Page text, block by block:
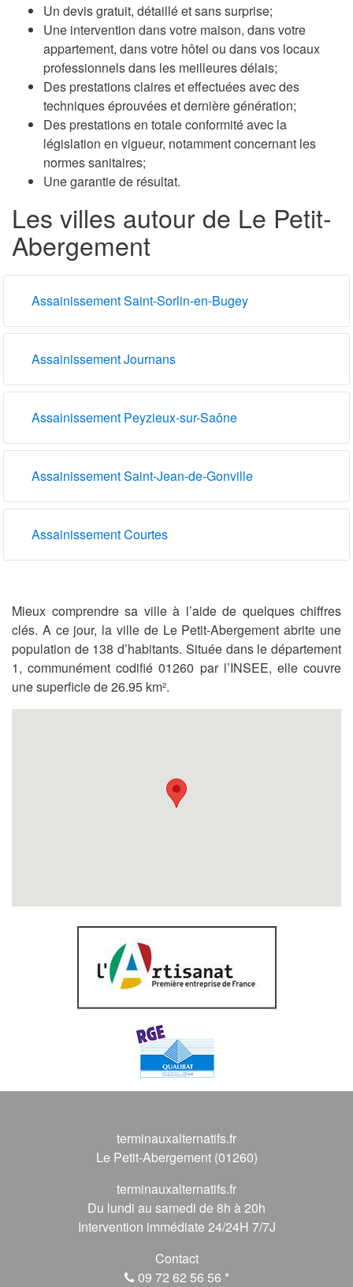
Un devis gratuit, détaillé et sans surprise;
Une intervention dans votre maison, dans votre
appartement, dans votre hôtel ou dans vos locaux
professionnels dans les meilleures délais;
Des prestations claires et effectuées avec des
techniques éprouvées et dernière génération;
Des prestations en totale conformité avec la
législation en vigueur, notamment concernant les
normes sanitaires;
Une garantie de résultat.
Les villes autour de Le Petit-
Abergement
Assainissement Saint-Sorlin-en-Bugey
Assainissement Journans
Assainissement Peyzieux-sur-Saône
Assainissement Saint-Jean-de-Gonville
Assainissement Courtes
Mieux comprendre sa ville à l’aide de quelques chiffres
clés. A ce jour, la ville de Le Petit-Abergement abrite une
population de 138 d’habitants. Située dans le département
1, communément codifié 01260 par l’INSEE, elle couvre
une superficie de 26.95 km².
terminauxalternatifs.fr
Le Petit-Abergement (01260)
terminauxalternatifs.fr
Du lundi au samedi de 8h à 20h
Intervention immédiate 24/24H 7/7J
Contact
09 72 62 56 56 *